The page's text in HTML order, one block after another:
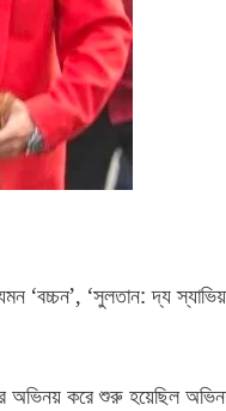
‘সুলতান: দ্য
করে শুরু হয়েছিল অভিনয়